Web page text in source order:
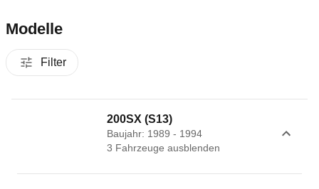
Modelle
Filter
200SX (S13)
Baujahr: 1989 - 1994
3 Fahrzeuge ausblenden